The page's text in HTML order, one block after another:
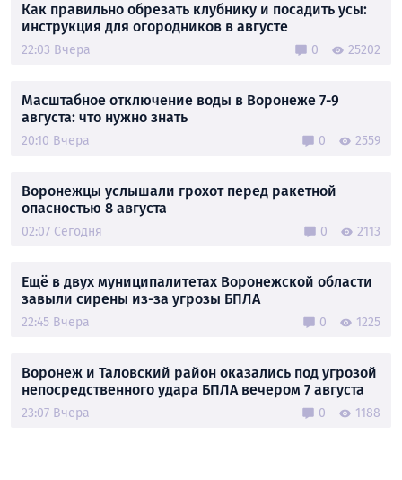
Как правильно обрезать клубнику и посадить усы:
инструкция для огородников в августе
22:03 Вчера 0 25202
Масштабное отключение воды в Воронеже 7-9
августа: что нужно знать
20:10 Вчера 0 2559
Воронежцы услышали грохот перед ракетной
опасностью 8 августа
02:07 Сегодня 0 2113
Ещё в двух муниципалитетах Воронежской области
завыли сирены из-за угрозы БПЛА
22:45 Вчера 0 1225
Воронеж и Таловский район оказались под угрозой
непосредственного удара БПЛА вечером 7 августа
23:07 Вчера 0 1188